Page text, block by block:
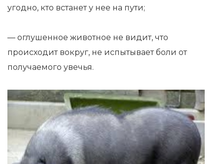
угодно, кто встанет у нее на пути;
— оглушенное животное не видит, что
происходит вокруг, не испытывает боли от
получаемого увечья.